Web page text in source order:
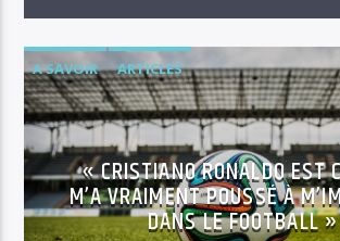
A SAVOIR ARTICLES
« CRISTIANO RONALDO EST
M’A VRAIMENT POUSSÉ À
DANS LE FOOTBALL »